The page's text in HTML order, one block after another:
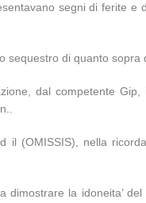
segni di ferite
di quanto sopra
dal competente
(OMISSIS), nella
la idoneita’